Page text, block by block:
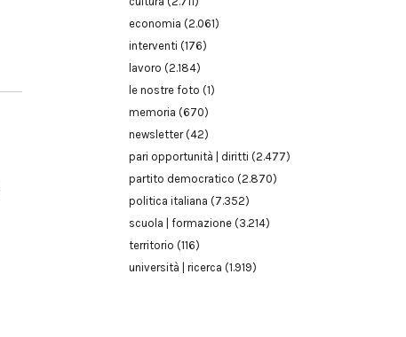
economia (2.061)
interventi (176)
lavoro (2.184)
le nostre foto (1)
memoria (670)
newsletter(42)
pari opportunità | diritti (2.477)
partito democratico (2.870)
politica italiana (7.352)
scuola | formazione (3.214)
territorio (116)
università | ricerca (1.919)